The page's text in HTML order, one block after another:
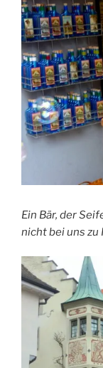
Ein Bär, der
nicht bei uns zu